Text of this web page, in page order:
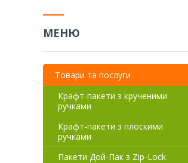
Товари та послуги
Крафт-пакети з крученими
ручками
Крафт-пакети з плоскими
ручками
Пакети Дой-Пак з Zip-Lock